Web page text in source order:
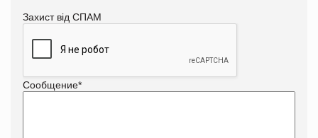
Захист від СПАМ
Сообщение*